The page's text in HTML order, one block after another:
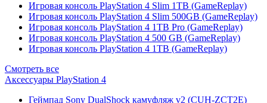
Игровая консоль PlayStation 4 Slim 1TB (GameReplay)
Игровая консоль PlayStation 4 Slim 500GB (GameReplay)
Игровая консоль PlayStation 4 1TB Pro (GameReplay)
Игровая консоль PlayStation 4 500 GB (GameReplay)
Игровая консоль PlayStation 4 1TB (GameReplay)
Смотреть все
Аксессуары PlayStation 4
Геймпад Sony DualShock камуфляж v2 (CUH-ZCT2E)